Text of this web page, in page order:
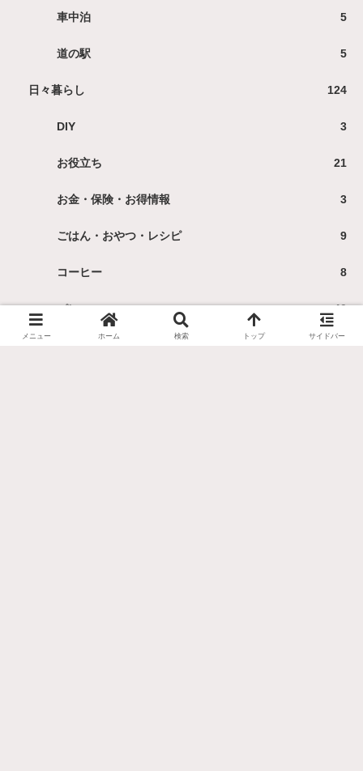
車中泊 5
道の駅 5
日々暮らし 124
DIY 3
お役立ち 21
お金・保険・お得情報 3
ごはん・おやつ・レシピ 9
コーヒー 8
パン 40
メニュー ホーム 検索 トップ サイドバー